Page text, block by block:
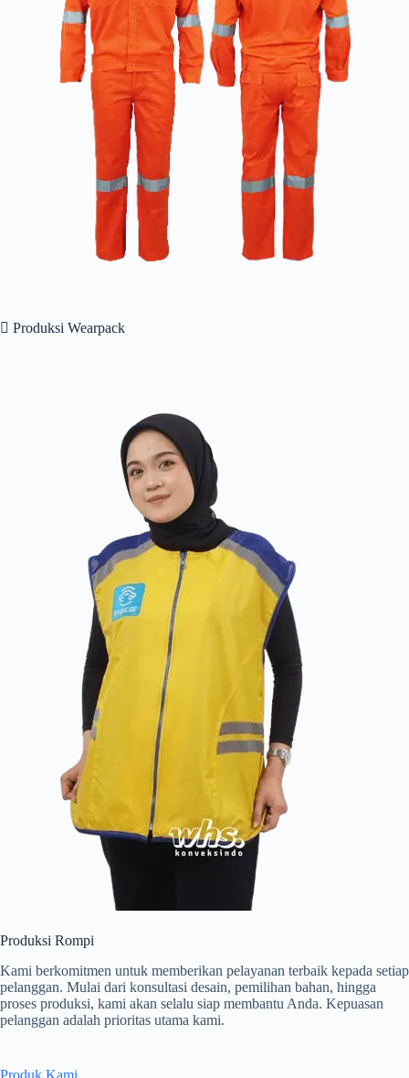
 Produksi Wearpack
Produksi Rompi
Kami berkomitmen untuk memberikan pelayanan terbaik kepada setiap
pelanggan. Mulai dari konsultasi desain, pemilihan bahan, hingga
proses produksi, kami akan selalu siap membantu Anda. Kepuasan
pelanggan adalah prioritas utama kami.
Produk Kami